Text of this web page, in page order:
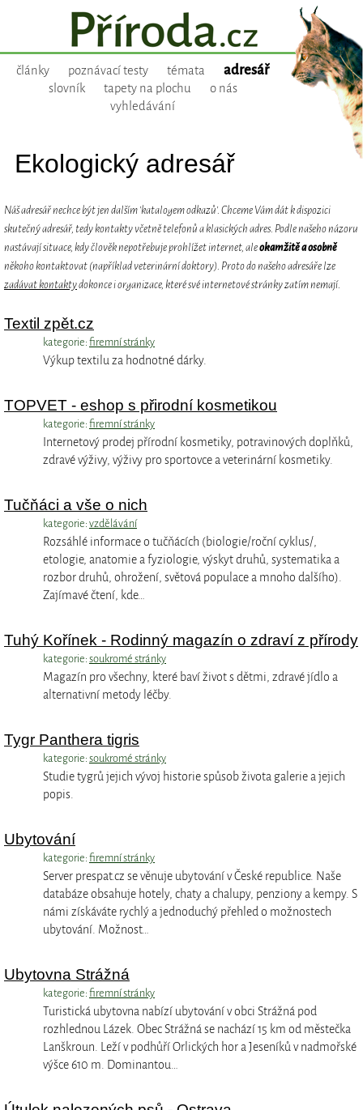
články poznávací testy témata adresář
slovník tapety na plochu
o nás
vyhledávání
Ekologický adresář
Náš adresář nechce být jen dalším 'katalogem odkazů'. Chceme Vám dát k dispozici
skutečný adresář, tedy kontakty včetně telefonů a klasických adres. Podle našeho názoru
nastávají situace, kdy člověk nepotřebuje prohlížet internet, aleokamžitě a osobně
někoho kontaktovat (například veterinární doktory). Proto do našeho adresáře lze
zadávat kontaktydokonce i organizace, které své internetové stránky zatím nemají.
Textil zpět.cz
kategorie: firemní stránky
Výkup textilu za hodnotné dárky.
TOPVET - eshop s přirodní kosmetikou
kategorie: firemní stránky
Internetový prodej přírodní kosmetiky, potravinových doplňků,
zdravé výživy, výživy pro sportovce a veterinární kosmetiky.
Tučňáci a vše o nich
kategorie: vzdělávání
Rozsáhlé informace o tučňácích (biologie/roční cyklus/,
etologie, anatomie a fyziologie, výskyt druhů, systematika a
rozbor druhů, ohrožení, světová populace a mnoho dalšího).
Zajímavé čtení, kde…
Tuhý Kořínek - Rodinný magazín o zdraví z přírody
kategorie: soukromé stránky
Magazín pro všechny, které baví život s dětmi, zdravé jídlo a
alternativní metody léčby.
Tygr Panthera tigris
kategorie: soukromé stránky
Studie tygrů jejich vývoj historie spůsob života galerie a jejich
popis.
Ubytování
kategorie: firemní stránky
Server prespat.cz se věnuje ubytování v České republice. Naše
databáze obsahuje hotely, chaty a chalupy, penziony a kempy. S
námi získáváte rychlý a jednoduchý přehled o možnostech
ubytování. Možnost…
Ubytovna Strážná
kategorie: firemní stránky
Turistická ubytovna nabízí ubytování v obci Strážná pod
rozhlednou Lázek. Obec Strážná se nachází 15 km od městečka
Lanškroun. Leží v podhůří Orlických hor a Jeseníků v nadmořské
výšce 610 m. Dominantou…